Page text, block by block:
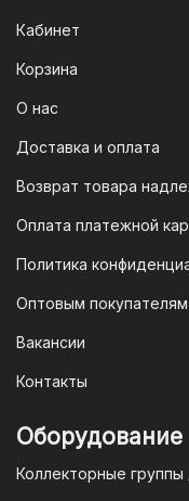
систему
доступен
3. Оплата по
— это QR-
заказа мы
уникальный
приложении
удобно и
Кабинет
Корзина
О нас
Доставка и оплата
Возврат товара
Оплата платежной
Политика
Оптовым покупателям
Вакансии
Контакты
Оборудование
Коллекторные группы